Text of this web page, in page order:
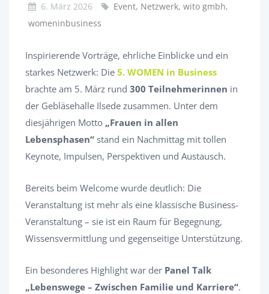
6. März 2026
Event, Netzwerk, wito gmbh,
womeninbusiness
Inspirierende Vorträge, ehrliche Einblicke und ein
starkes Netzwerk: Die 5. WOMEN in Business
brachte am 5. März rund 300 Teilnehmerinnen in
der Gebläsehalle Ilsede zusammen. Unter dem
diesjährigen Motto „Frauen in allen
Lebensphasen“ stand ein Nachmittag mit tollen
Keynote, Impulsen, Perspektiven und Austausch.
Bereits beim Welcome wurde deutlich: Die
Veranstaltung ist mehr als eine klassische Business-
Veranstaltung – sie ist ein Raum für Begegnung,
Wissensvermittlung und gegenseitige Unterstützung.
Ein besonderes Highlight war der Panel Talk
„Lebenswege – Zwischen Familie und Karriere“.